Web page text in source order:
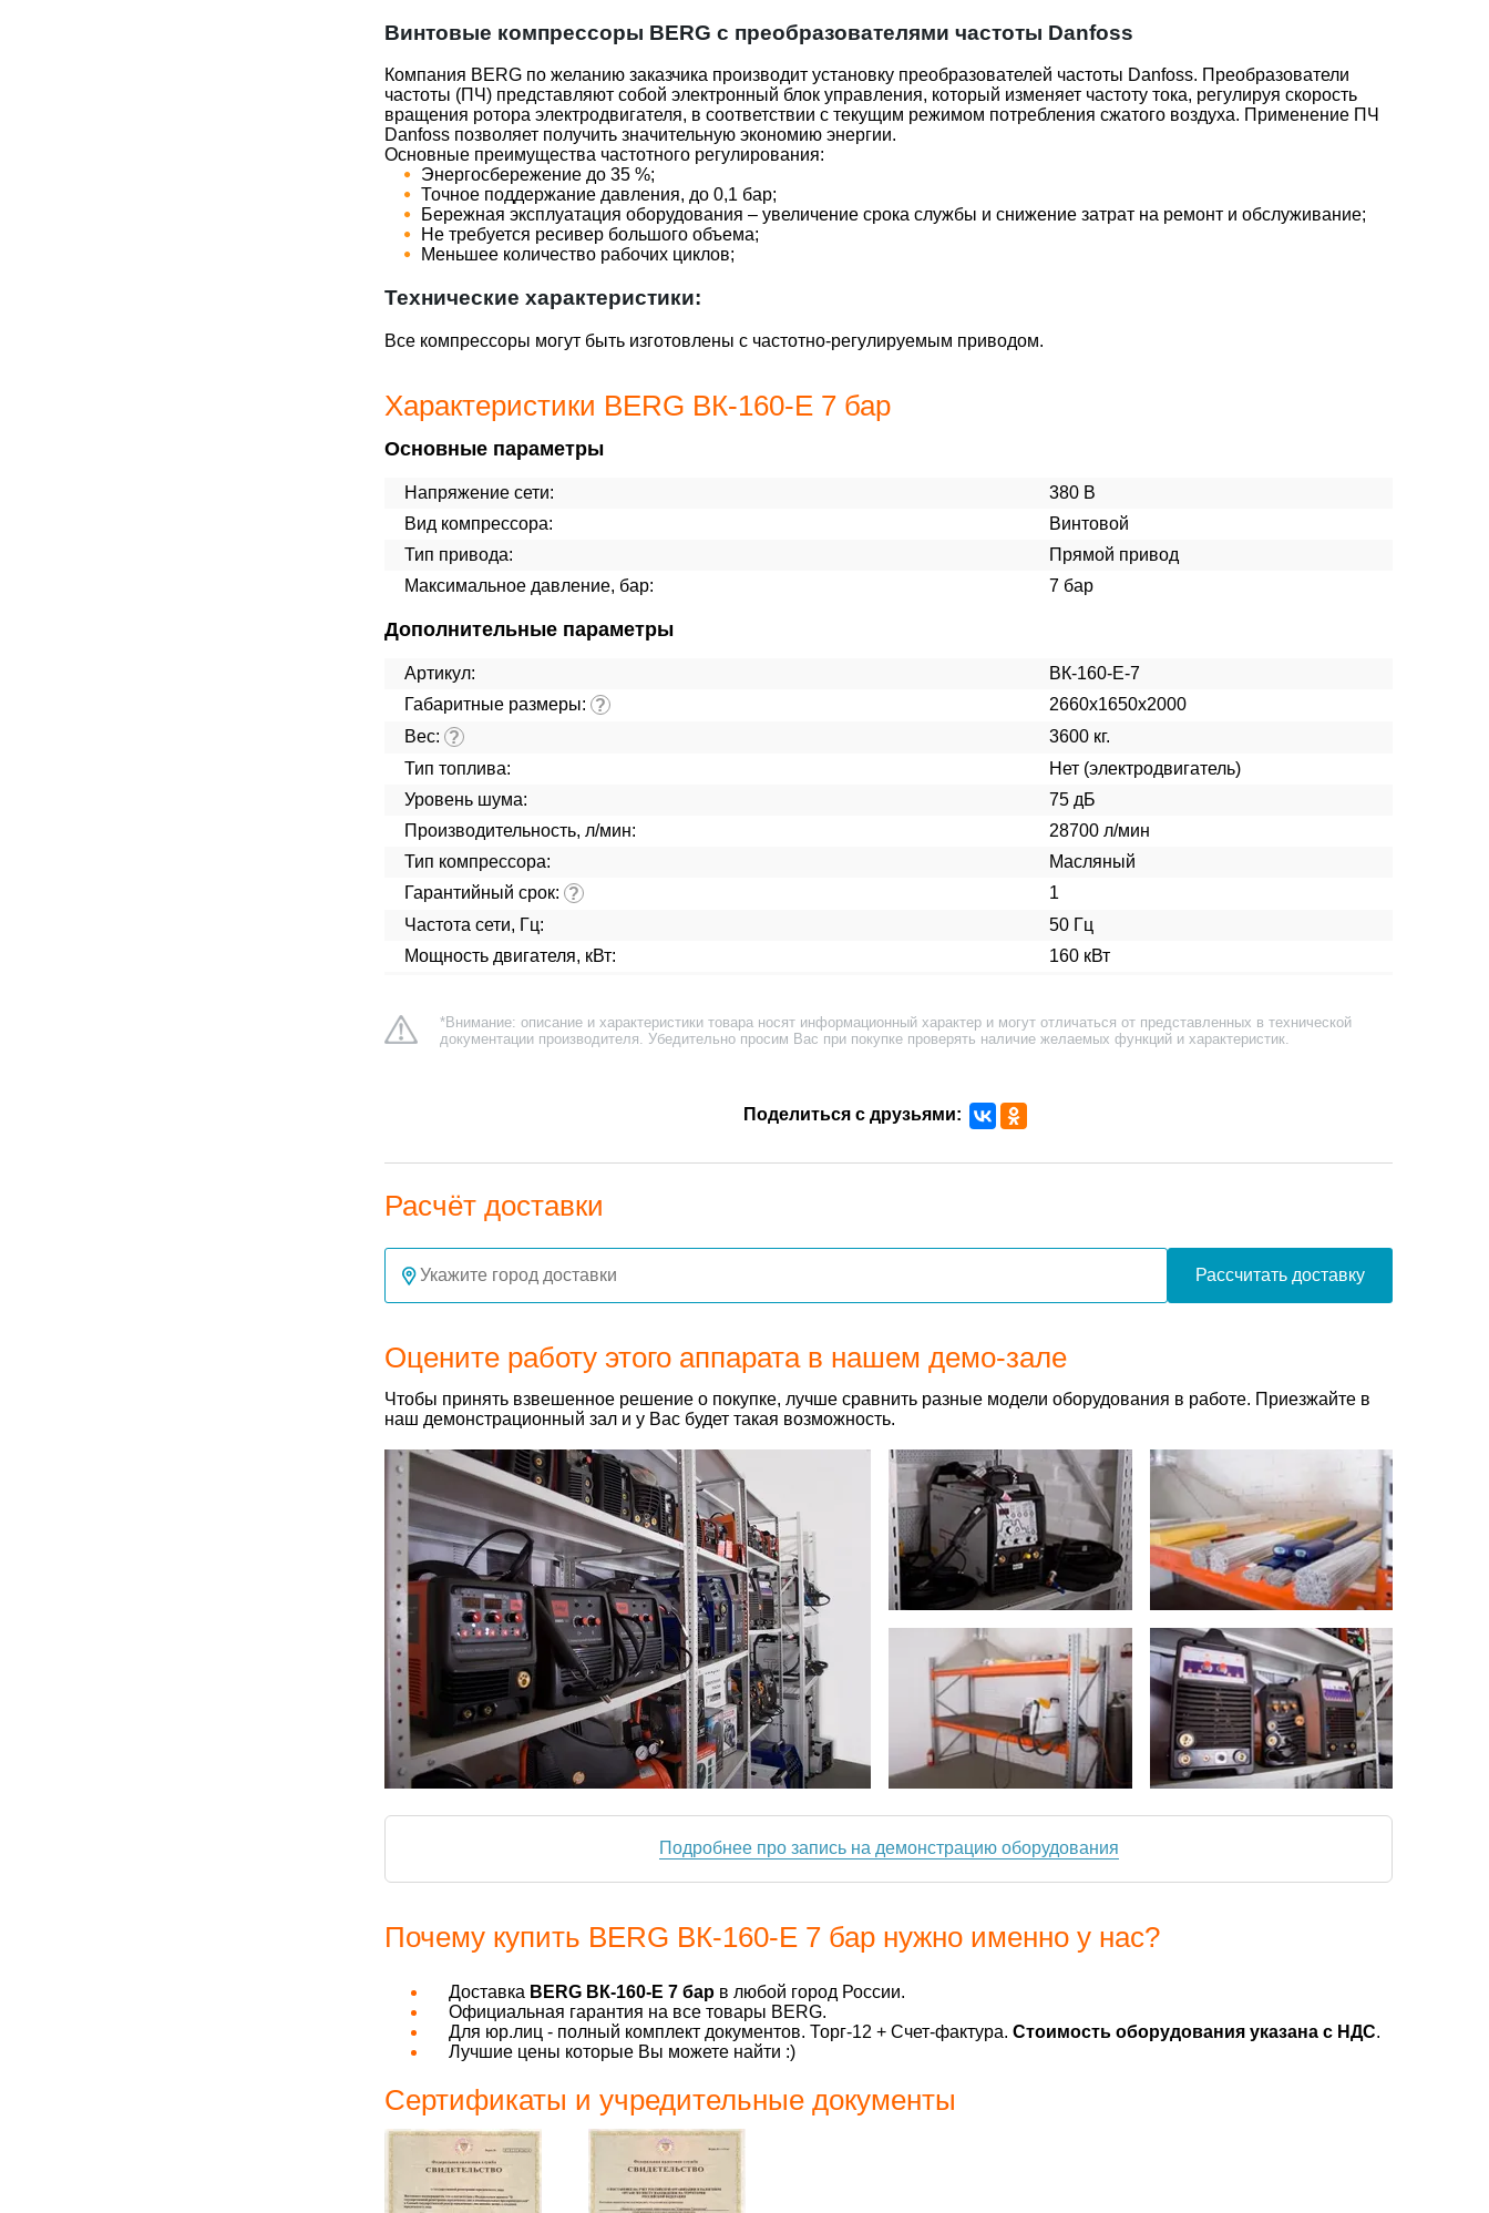
Винтовые компрессоры BERG с преобразователями частоты Danfoss
Компания BERG по желанию заказчика производит установку преобразователей частоты Danfoss. Преобразователи
частоты (ПЧ) представляют собой электронный блок управления, который изменяет частоту тока, регулируя скорость
вращения ротора электродвигателя, в соответствии с текущим режимом потребления сжатого воздуха. Применение ПЧ
Danfoss позволяет получить значительную экономию энергии.
Основные преимущества частотного регулирования:
Энергосбережение до 35 %;
Точное поддержание давления, до 0,1 бар;
Бережная эксплуатация оборудования – увеличение срока службы и снижение затрат на ремонт и обслуживание;
Не требуется ресивер большого объема;
Меньшее количество рабочих циклов;
Технические характеристики:
Все компрессоры могут быть изготовлены с частотно-регулируемым приводом.
Характеристики BERG ВК-160-Е 7 бар
Основные параметры
Напряжение сети:
380 В
Вид компрессора:
Винтовой
Тип привода:
Прямой привод
Максимальное давление, бар:
7 бар
Дополнительные параметры
Артикул:
ВК-160-Е-7
Габаритные размеры: ?
2660х1650х2000
Вес: ?
3600 кг.
Тип топлива:
Нет (электродвигатель)
Уровень шума:
75 дБ
Производительность, л/мин:
28700 л/мин
Тип компрессора:
Масляный
Гарантийный срок: ?
1
Частота сети, Гц:
50 Гц
Мощность двигателя, кВт:
160 кВт
*Внимание: описание и характеристики товара носят информационный характер и могут отличаться от представленных в технической
документации производителя. Убедительно просим Вас при покупке проверять наличие желаемых функций и характеристик.
Поделиться с друзьями:
Расчёт доставки
Рассчитать доставку
Оцените работу этого аппарата в нашем демо-зале
Чтобы принять взвешенное решение о покупке, лучше сравнить разные модели оборудования в работе. Приезжайте в
наш демонстрационный зал и у Вас будет такая возможность.
Подробнее про запись на демонстрацию оборудования
Почему купить BERG ВК-160-Е 7 бар нужно именно у нас?
Доставка BERG ВК-160-Е 7 бар в любой город России.
Официальная гарантия на все товары BERG.
Для юр.лиц - полный комплект документов. Торг-12 + Счет-фактура. Стоимость оборудования указана с НДС.
Лучшие цены которые Вы можете найти :)
Сертификаты и учредительные документы